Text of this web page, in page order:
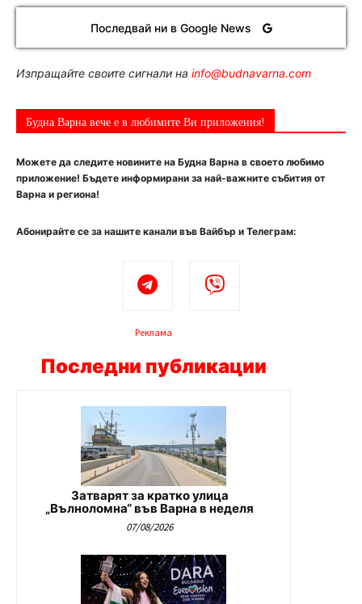
Последвай ни в Google News
Изпращайте своите сигнали на info@budnavarna.com
Будна Варна вече е в любимите Ви приложения!
Можете да следите новините на Будна Варна в своето любимо
приложение! Бъдете информирани за най-важните събития от
Варна и региона!
Абонирайте се за нашите канали във Вайбър и Телеграм:
Реклама
Последни публикации
Затварят за кратко улица
„Вълноломна“ във Варна в неделя
07/08/2026